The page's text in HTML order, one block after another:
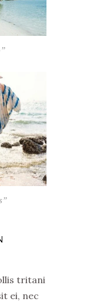
tritani
ei, nec